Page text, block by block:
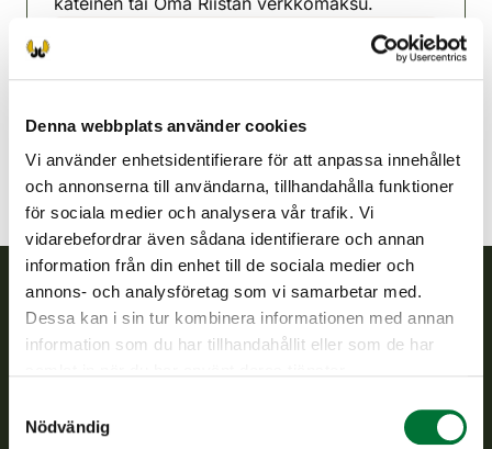
Denna webbplats använder cookies
Vi använder enhetsidentifierare för att anpassa innehållet
och annonserna till användarna, tillhandahålla funktioner
för sociala medier och analysera vår trafik. Vi
vidarebefordrar även sådana identifierare och annan
information från din enhet till de sociala medier och
annons- och analysföretag som vi samarbetar med.
Dessa kan i sin tur kombinera informationen med annan
information som du har tillhandahållit eller som de har
Nödvändig
Satakunda
Finlands viltcentral
verkställs och svarar för de offentliga förvaltningsuppgifter